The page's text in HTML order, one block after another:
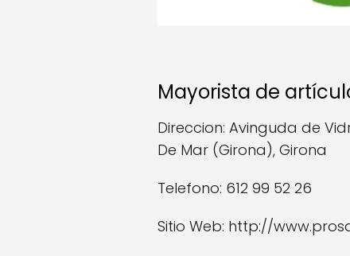
Mayorista de
Direccion: Avinguda de
De Mar (Girona), Girona
Telefono: 612 99 52 26
Sitio Web: http://